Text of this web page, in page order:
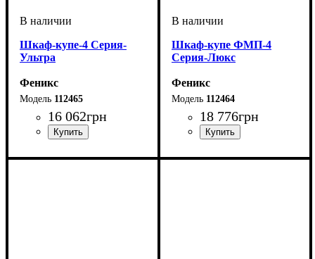
Шкаф-купе-4 Серия-
Ультра
Феникс
112465
16 062грн
Шкаф-купе ФМП-4
Серия-Люкс
Феникс
112464
18 776грн